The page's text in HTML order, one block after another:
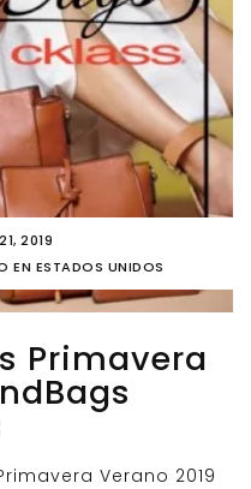
2019
EN ESTADOS UNIDOS
Primavera
Verano 2019